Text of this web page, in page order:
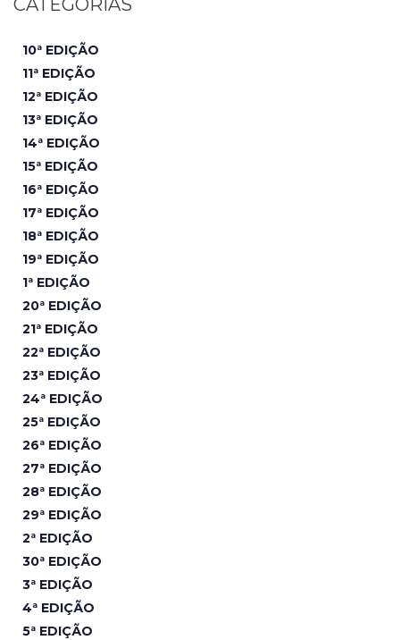
CATEGORIAS
10ª EDIÇÃO
11ª EDIÇÃO
12ª EDIÇÃO
13ª EDIÇÃO
14ª EDIÇÃO
15ª EDIÇÃO
16ª EDIÇÃO
17ª EDIÇÃO
18ª EDIÇÃO
19ª EDIÇÃO
1ª EDIÇÃO
20ª EDIÇÃO
21ª EDIÇÃO
22ª EDIÇÃO
23ª EDIÇÃO
24ª EDIÇÃO
25ª EDIÇÃO
26ª EDIÇÃO
27ª EDIÇÃO
28ª EDIÇÃO
29ª EDIÇÃO
2ª EDIÇÃO
30ª EDIÇÃO
3ª EDIÇÃO
4ª EDIÇÃO
5ª EDIÇÃO